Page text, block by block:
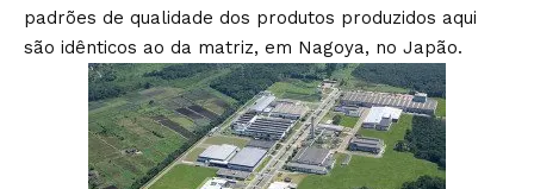
padrões de qualidade dos produtos produzidos aqui
são idênticos ao da matriz, em Nagoya, no Japão.